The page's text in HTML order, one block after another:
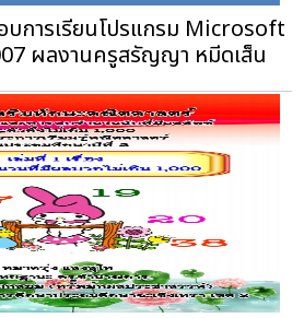
การเรียนโปรแกรม Microsoft
ผลงานครูสรัญญา หมีดเส็น